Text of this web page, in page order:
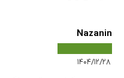
فصل سوم - بخش بیست و
فصل سوم - بخش بیست و
Nazanin
۱۴۰۴/۱۲/۲۸